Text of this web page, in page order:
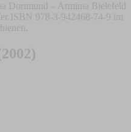
Dortmund – Arminia Bielefeld
ISBN 978-3-942468-74-9 im